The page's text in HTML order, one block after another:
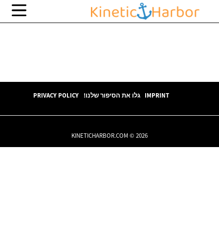
IMPRINT גלו את הסיפור שלנו! PRIVACY POLICY
KINETICHARBOR.COM © 2026